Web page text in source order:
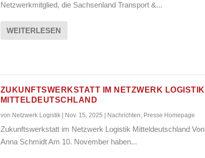
Netzwerkmitglied, die Sachsenland Transport &...
WEITERLESEN
ZUKUNFTSWERKSTATT IM NETZWERK LOGISTIK
MITTELDEUTSCHLAND
von Netzwerk Logistik| Nov. 15, 2025 | Nachrichten Presse Homepage
Zukunftswerkstatt im Netzwerk Logistik Mitteldeutschland Von
Anna Schmidt Am 10. November haben...